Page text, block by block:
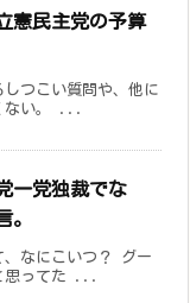
憲民主党の予算
つこい質問や、他に
ない。 ...
一党独裁でな
。
、なにこいつ？ グー
思ってた ...